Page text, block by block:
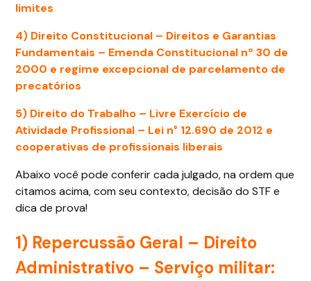
limites
4) Direito Constitucional – Direitos e Garantias
Fundamentais – Emenda Constitucional nº 30 de
2000 e regime excepcional de parcelamento de
precatórios
5) Direito do Trabalho – Livre Exercício de
Atividade Profissional – Lei n° 12.690 de 2012 e
cooperativas de profissionais liberais
Abaixo você pode conferir cada julgado, na ordem que
citamos acima, com seu contexto, decisão do STF e
dica de prova!
1) Repercussão Geral – Direito
Administrativo – Serviço militar: